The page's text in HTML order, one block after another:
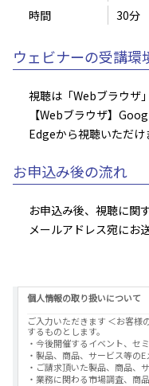
時間
30分
ウェビナーの受講環
視聴は「Webブラウザ
【Webブラウザ】
Edgeから視聴いただけ
お申込み後の流れ
お申込み後、視聴に関
メールアドレス宛にお
個人情報の取り扱いについて
ご入力いただきます ＜お客様
するものとします。
・今後開催するイベント、セ
・製品、商品、サービス等の
・ご請求頂いた製品、商品、
・業務に関わる市場調査、商